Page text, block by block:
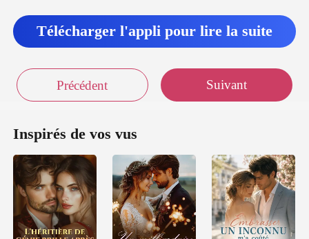
Télécharger l'appli pour lire la suite
Précédent Suivant
Inspirés de vos vus